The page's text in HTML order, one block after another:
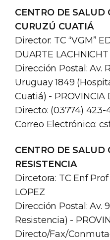
CENTRO DE SALUD
CURUZÚ CUATIÁ
Director: TC “VGM”
DUARTE LACHNICHT
Dirección Postal: Av.
Uruguay 1849
Cuatiá) - PROVINCIA
Directo: (03774) 423-
Correo Electrónico:
CENTRO DE SALUD
RESISTENCIA
Dircetora: TC Enf
LOPEZ
Dirección Postal: Av.
Resistencia) -
Directo/Fax/